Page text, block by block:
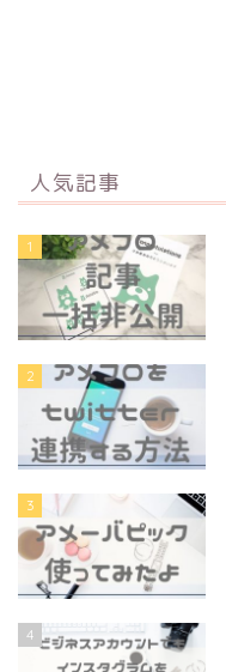
人気記事
1
2
3
4